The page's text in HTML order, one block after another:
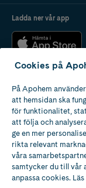
Ladda ner vår app
Apotek med
av
Cookies på
På Apohem
att hemsidan ska
för funktionalitet,
att följa och
ge en mer
rikta relevant
våra
samtycker du till vår
anpassa cookies.